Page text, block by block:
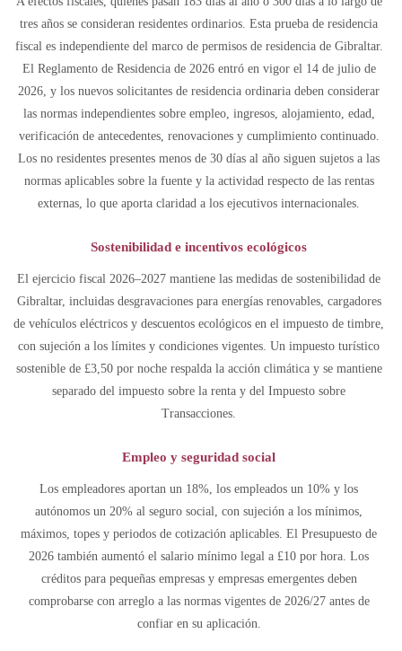
tres años se consideran residentes ordinarios. Esta prueba de residencia
fiscal es independiente del marco de permisos de residencia de Gibraltar.
El Reglamento de Residencia de 2026 entró en vigor el 14 de julio de
2026, y los nuevos solicitantes de residencia ordinaria deben considerar
las normas independientes sobre empleo, ingresos, alojamiento, edad,
verificación de antecedentes, renovaciones y cumplimiento continuado.
Los no residentes presentes menos de 30 días al año siguen sujetos a las
normas aplicables sobre la fuente y la actividad respecto de las rentas
externas, lo que aporta claridad a los ejecutivos internacionales.
Sostenibilidad e incentivos ecológicos
El ejercicio fiscal 2026–2027 mantiene las medidas de sostenibilidad de
Gibraltar, incluidas desgravaciones para energías renovables, cargadores
de vehículos eléctricos y descuentos ecológicos en el impuesto de timbre,
con sujeción a los límites y condiciones vigentes. Un impuesto turístico
sostenible de £3,50 por noche respalda la acción climática y se mantiene
separado del impuesto sobre la renta y del Impuesto sobre
Transacciones.
Empleo y seguridad social
Los empleadores aportan un 18%, los empleados un 10% y los
autónomos un 20% al seguro social, con sujeción a los mínimos,
máximos, topes y periodos de cotización aplicables. El Presupuesto de
2026 también aumentó el salario mínimo legal a £10 por hora. Los
créditos para pequeñas empresas y empresas emergentes deben
comprobarse con arreglo a las normas vigentes de 2026/27 antes de
confiar en su aplicación.